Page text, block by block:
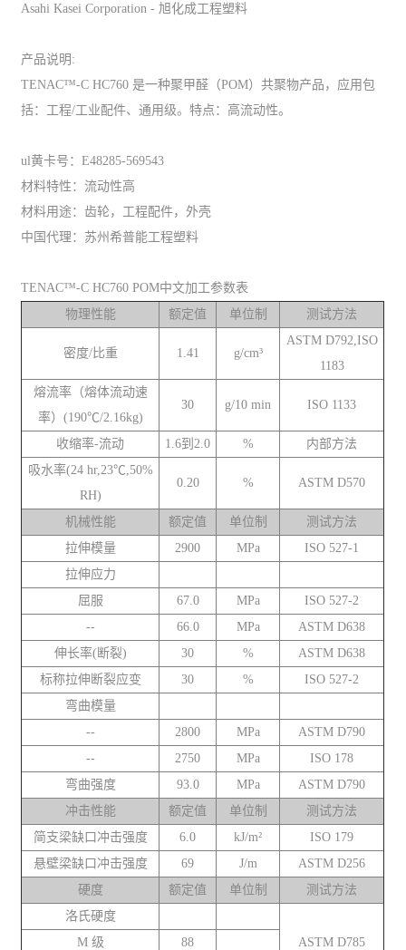
Asahi Kasei Corporation - 旭化成工程塑料
产品说明:
TENAC™-C HC760 是一种聚甲醛（POM）共聚物产品，应用包
括：工程/工业配件、通用级。特点：高流动性。
ul黄卡号：E48285-569543
材料特性：流动性高
材料用途：齿轮，工程配件，外壳
中国代理：苏州希普能工程塑料
TENAC™-C HC760 POM中文加工参数表
物理性能
额定值 单位制 测试方法
密度/比重 1.41 g/cm³
ASTM D792,ISO
1183
熔流率（熔体流动速
率）(190℃/2.16kg)
30 g/10 min ISO 1133
收缩率-流动 1.6到2.0 %
内部方法
吸水率(24 hr,23℃,50%
RH)
0.20 % ASTM D570
机械性能 额定值 单位制
测试方法
拉伸模量
2900 MPa
ISO 527-1
拉伸应力
屈服
67.0 MPa
ISO 527-2
--
66.0 MPa
ASTM D638
伸长率(断裂)
30 %
ASTM D638
标称拉伸断裂应变
30 %
ISO 527-2
弯曲模量
--
2800 MPa
ASTM D790
--
2750 MPa
ISO 178
弯曲强度
93.0 MPa
ASTM D790
冲击性能
额定值 单位制
测试方法
简支梁缺口冲击强度
6.0 kJ/m²
ISO 179
悬壁梁缺口冲击强度
69 J/m
ASTM D256
硬度
额定值 单位制
测试方法
洛氏硬度
ASTM D785
M 级
88